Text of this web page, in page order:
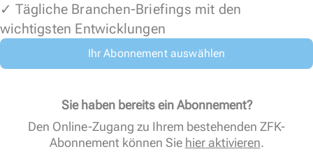
✓ Tägliche Branchen-Briefings mit den
wichtigsten Entwicklungen
Ihr Abonnement auswählen
Sie haben bereits ein Abonnement?
Den Online-Zugang zu Ihrem bestehenden ZFK-
Abonnement können Sie hier aktivieren.